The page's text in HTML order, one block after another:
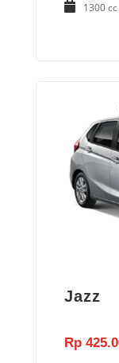
1300 cc
Jazz
Rp